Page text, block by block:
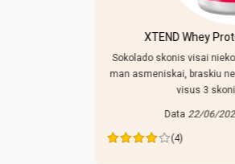
XTEND Whey
Sokolado skonis visai
man asmeniskai, braskiu
visus 3
Data 22/06/
(4)